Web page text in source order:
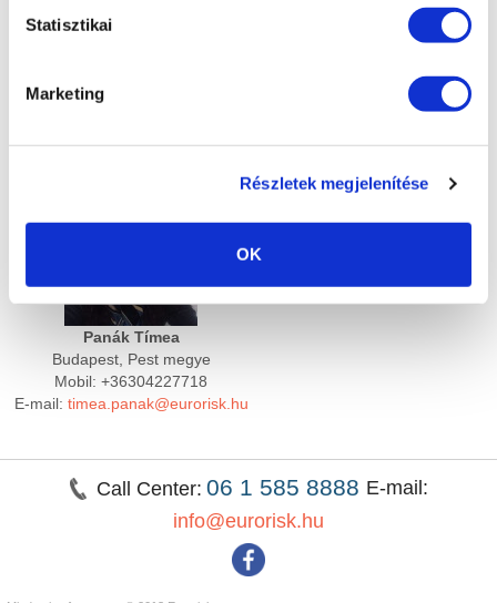
Statisztikai
Marketing
Részletek megjelenítése
OK
Baji Zoltán
Magyarország
Somogy megye, Baranya megye,
zsolt.bajsz@eurorisk.hu
Panák Tímea
Budapest, Pest megye
Mobil: +36304227718
E-mail: timea.panak@eurorisk.hu
Call Center: 06 1 585 8888 E-mail:
info@eurorisk.hu